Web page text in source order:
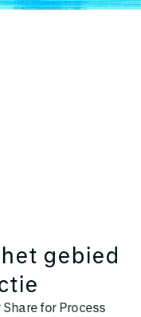
gebied
for Process